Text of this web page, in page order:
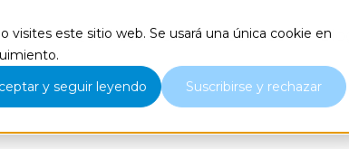
este sitio web. Se usará una única cookie en
y seguir leyendo Suscribirse y rechazar
Qué hacemos Nosotros Blog